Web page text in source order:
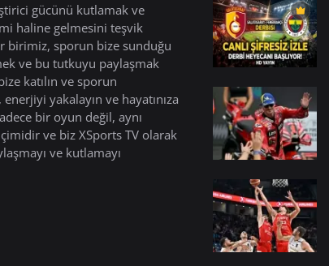
gücünü kutlamak ve
haline gelmesini teşvik
birimiz, sporun bize sunduğu
ve bu tutkuyu paylaşmak
katılın ve sporun
yakalayın ve hayatınıza
bir oyun değil, aynı
ve biz XSports TV olarak
ve kutlamayı